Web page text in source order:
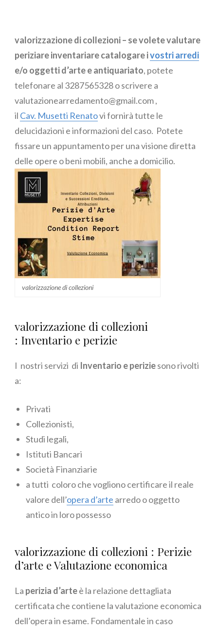
valorizzazione di collezioni – se volete valutare
periziare inventariare catalogare ivostri arredi
e/o oggetti d’arte e antiquariato, potete
telefonare al 3287565328 o scrivere a
valutazionearredamento@gmail.com ,
il Cav. Musetti Renatovi fornirà tutte le
delucidazioni e informazioni del caso. Potete
fissare un appuntamento per una visione diretta
delle opere o beni mobili, anche a domicilio.
valorizzazione di collezioni
valorizzazione di collezioni
: Inventario e perizie
I nostri servizi di Inventario e periziesono rivolti
a:
Privati
Collezionisti,
Studi legali,
Istituti Bancari
Società Finanziarie
a tutti coloro che vogliono certificare il reale
valore dell’opera d’arte arredo o oggetto
antico in loro possesso
valorizzazione di collezioni : Perizie
d’arte e Valutazione economica
La perizia d’arteè la relazione dettagliata
certificata che contiene la valutazione economica
dell’opera in esame. Fondamentale in caso